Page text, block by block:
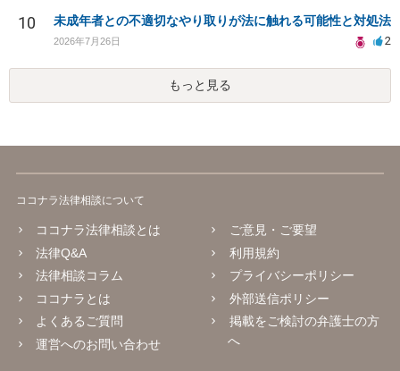
10 未成年者との不適切なやり取りが法に触れる可能性と対処法
2026年7月26日 2
もっと見る
ココナラ法律相談について
ココナラ法律相談とは
法律Q&A
法律相談コラム
ココナラとは
よくあるご質問
運営へのお問い合わせ
ご意見・ご要望
利用規約
プライバシーポリシー
外部送信ポリシー
掲載をご検討の弁護士の方
へ